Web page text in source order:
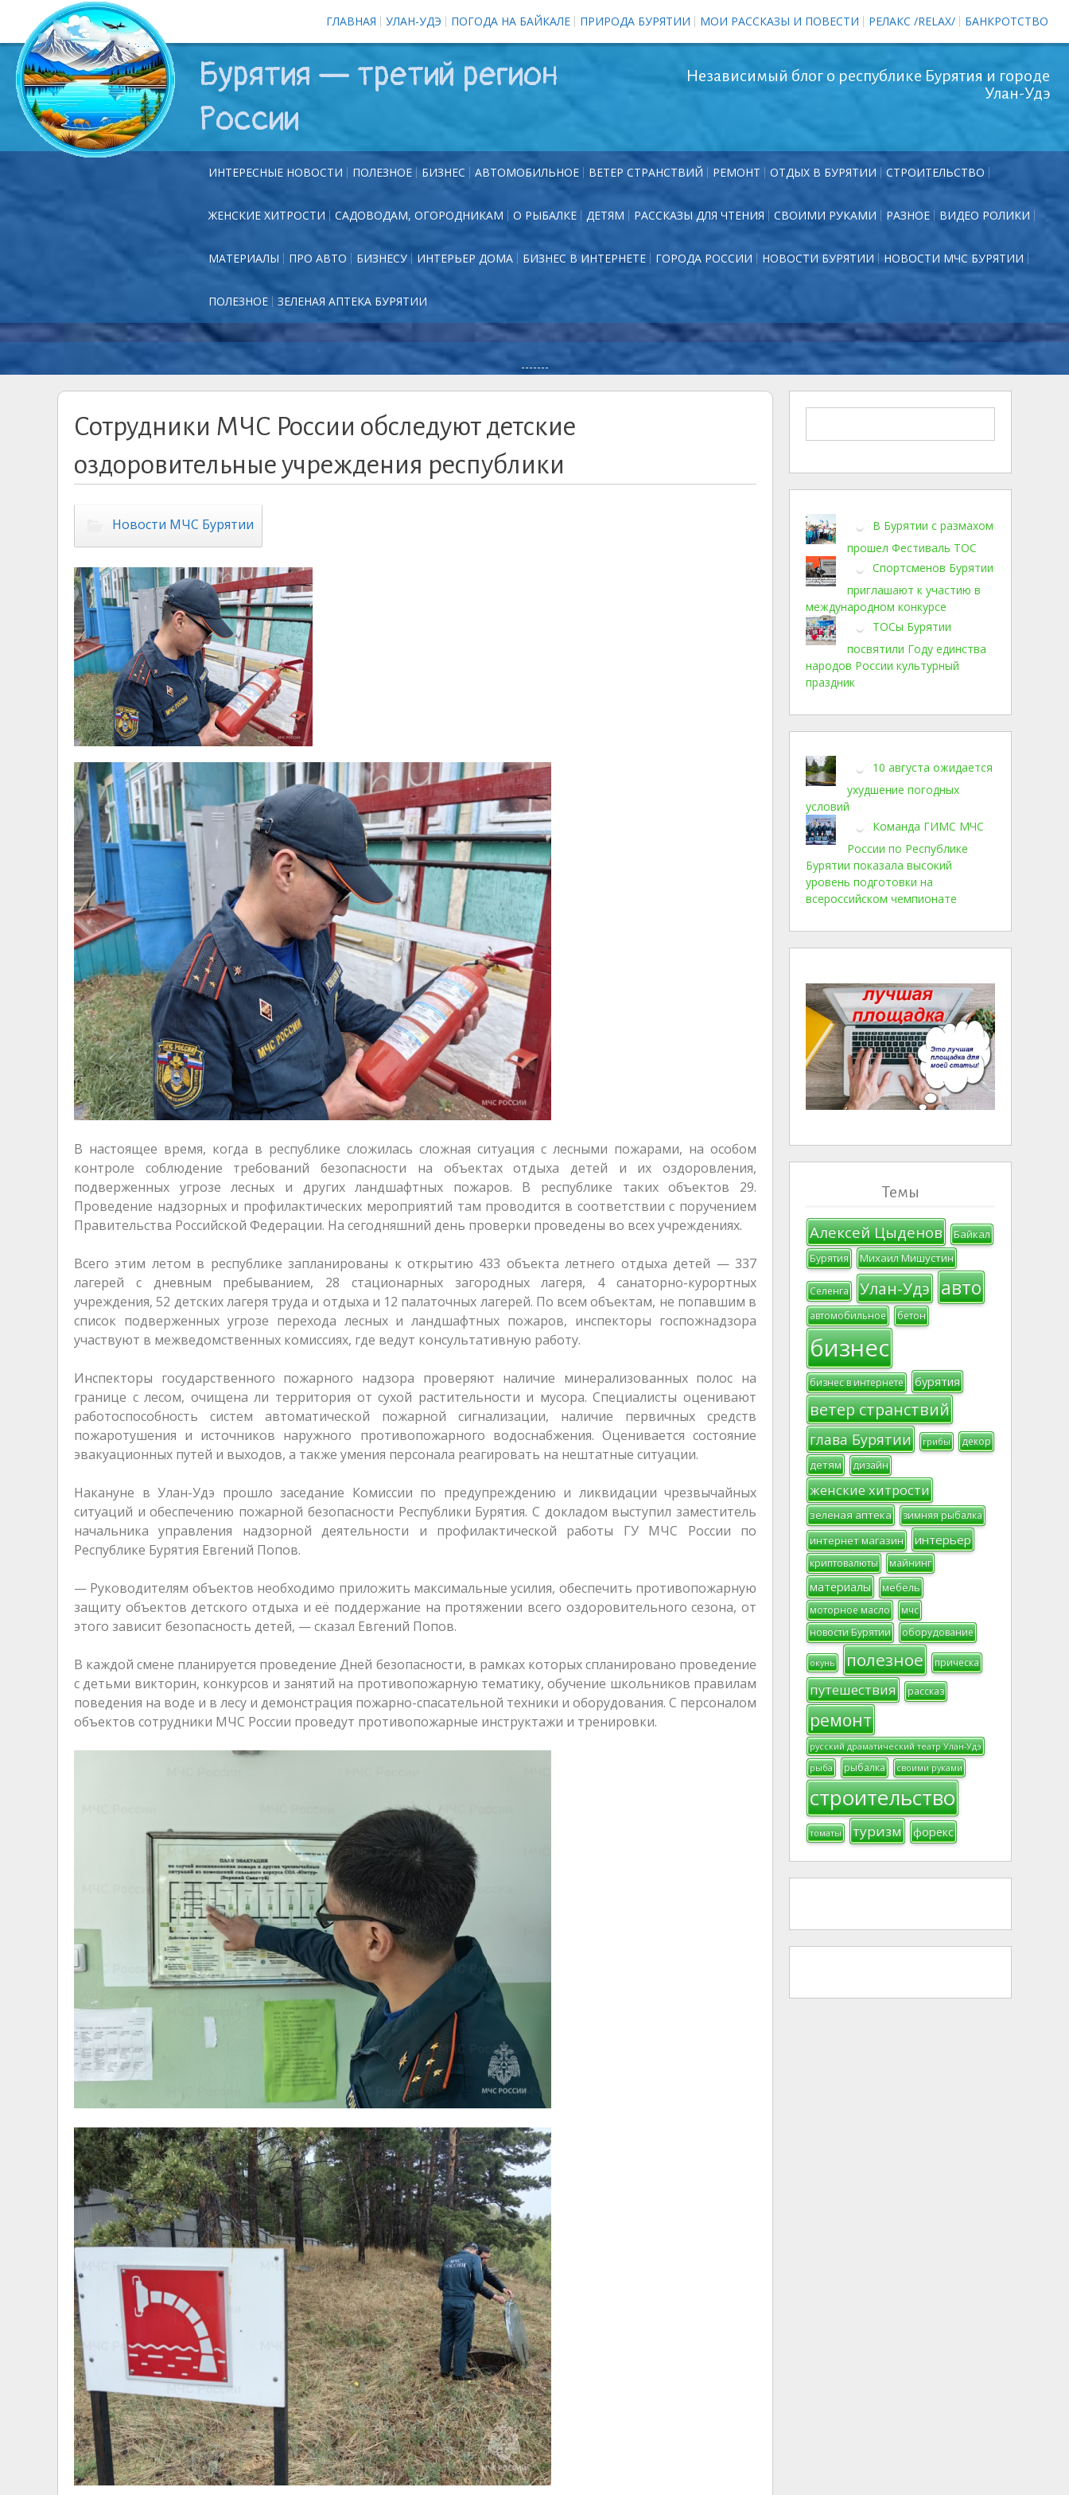
ГЛАВНАЯ УЛАН-УДЭ ПОГОДА НА БАЙКАЛЕ ПРИРОДА БУРЯТИИ МОИ РАССКАЗЫ И ПОВЕСТИ РЕЛАКС /RELAX/ БАНКРОТСТВО
Бурятия — третий регион
России
Независимый блог о республике Бурятия и городе
Улан-Удэ
ИНТЕРЕСНЫЕ НОВОСТИ ПОЛЕЗНОЕ БИЗНЕС АВТОМОБИЛЬНОЕ ВЕТЕР СТРАНСТВИЙ РЕМОНТ ОТДЫХ В БУРЯТИИ СТРОИТЕЛЬСТВО
ЖЕНСКИЕ ХИТРОСТИ САДОВОДАМ, ОГОРОДНИКАМ О РЫБАЛКЕ ДЕТЯМ РАССКАЗЫ ДЛЯ ЧТЕНИЯ СВОИМИ РУКАМИ РАЗНОЕ ВИДЕО РОЛИКИ
МАТЕРИАЛЫ ПРО АВТО БИЗНЕСУ ИНТЕРЬЕР ДОМА БИЗНЕС В ИНТЕРНЕТЕ ГОРОДА РОССИИ НОВОСТИ БУРЯТИИ НОВОСТИ МЧС БУРЯТИИ
ПОЛЕЗНОЕ ЗЕЛЕНАЯ АПТЕКА БУРЯТИИ
-------
Сотрудники МЧС России обследуют детские
оздоровительные учреждения республики
Новости МЧС Бурятии
В настоящее время, когда в республике сложилась сложная ситуация с лесными пожарами, на особом
контроле соблюдение требований безопасности на объектах отдыха детей и их оздоровления,
подверженных угрозе лесных и других ландшафтных пожаров. В республике таких объектов 29.
Проведение надзорных и профилактических мероприятий там проводится в соответствии с поручением
Правительства Российской Федерации. На сегодняшний день проверки проведены во всех учреждениях.
Всего этим летом в республике запланированы к открытию 433 объекта летнего отдыха детей — 337
лагерей с дневным пребыванием, 28 стационарных загородных лагеря, 4 санаторно-курортных
учреждения, 52 детских лагеря труда и отдыха и 12 палаточных лагерей. По всем объектам, не попавшим в
список подверженных угрозе перехода лесных и ландшафтных пожаров, инспекторы госпожнадзора
участвуют в межведомственных комиссиях, где ведут консультативную работу.
Инспекторы государственного пожарного надзора проверяют наличие минерализованных полос на
границе с лесом, очищена ли территория от сухой растительности и мусора. Специалисты оценивают
работоспособность систем автоматической пожарной сигнализации, наличие первичных средств
пожаротушения и источников наружного противопожарного водоснабжения. Оценивается состояние
эвакуационных путей и выходов, а также умения персонала реагировать на нештатные ситуации.
Накануне в Улан-Удэ прошло заседание Комиссии по предупреждению и ликвидации чрезвычайных
ситуаций и обеспечению пожарной безопасности Республики Бурятия. С докладом выступил заместитель
начальника управления надзорной деятельности и профилактической работы ГУ МЧС России по
Республике Бурятия Евгений Попов.
— Руководителям объектов необходимо приложить максимальные усилия, обеспечить противопожарную
защиту объектов детского отдыха и её поддержание на протяжении всего оздоровительного сезона, от
этого зависит безопасность детей, — сказал Евгений Попов.
В каждой смене планируется проведение Дней безопасности, в рамках которых спланировано проведение
с детьми викторин, конкурсов и занятий на противопожарную тематику, обучение школьников правилам
поведения на воде и в лесу и демонстрация пожарно-спасательной техники и оборудования. С персоналом
объектов сотрудники МЧС России проведут противопожарные инструктажи и тренировки.
В Бурятии с размахом
прошел Фестиваль ТОС
Спортсменов Бурятии
приглашают к участию в
международном конкурсе
ТОСы Бурятии
посвятили Году единства
народов России культурный
праздник
10 августа ожидается
ухудшение погодных
условий
Команда ГИМС МЧС
России по Республике
Бурятии показала высокий
уровень подготовки на
всероссийском чемпионате
Темы
Алексей Цыденов Байкал
Бурятия Михаил Мишустин
Селенга Улан-Удэ авто
автомобильное бетон
бизнес
бизнес в интернете бурятия
ветер странствий
глава Бурятии грибы декор
детям дизайн
женские хитрости
зеленая аптека зимняя рыбалка
интернет магазин интерьер
криптовалюты майнинг
материалы мебель
моторное масло
мчс
новости Бурятии
оборудование
окунь полезное прическа
путешествия рассказ
ремонт
русский драматический театр Улан-Удэ
рыба
рыбалка своими руками
строительство
томаты туризм форекс